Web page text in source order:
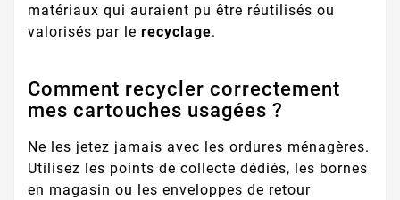
matériaux qui auraient pu être réutilisés ou
valorisés par le recyclage.
Comment recycler correctement
mes cartouches usagées ?
Ne les jetez jamais avec les ordures ménagères.
Utilisez les points de collecte dédiés, les bornes
en magasin ou les enveloppes de retour